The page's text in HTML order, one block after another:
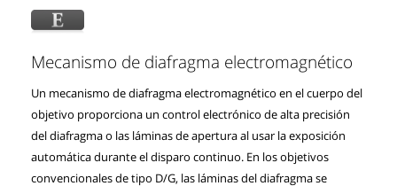
Mecanismo de diafragma electromagnético
Un mecanismo de diafragma electromagnético en el cuerpo del
objetivo proporciona un control electrónico de alta precisión
del diafragma o las láminas de apertura al usar la exposición
automática durante el disparo continuo. En los objetivos
convencionales de tipo D/G, las láminas del diafragma se